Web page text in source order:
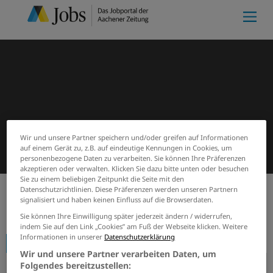
Start Firmenprofile Alexianer Aachen GmbH
Wir und unsere Partner speichern und/oder greifen auf Informationen
auf einem Gerät zu, z.B. auf eindeutige Kennungen in Cookies, um
personenbezogene Daten zu verarbeiten. Sie können Ihre Präferenzen
akzeptieren oder verwalten. Klicken Sie dazu bitte unten oder besuchen
Sie zu einem beliebigen Zeitpunkt die Seite mit den
Datenschutzrichtlinien. Diese Präferenzen werden unseren Partnern
signalisiert und haben keinen Einfluss auf die Browserdaten.
Sie können Ihre Einwilligung später jederzeit ändern / widerrufen,
indem Sie auf den Link „Cookies” am Fuß der Webseite klicken. Weitere
Informationen in unserer Datenschutzerklärung
Wir und unsere Partner verarbeiten Daten, um
Folgendes bereitzustellen: